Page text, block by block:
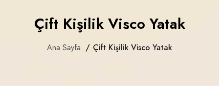
Çift Kişilik Visco Yatak
Ana Sayfa Çift Kişilik Visco Yatak